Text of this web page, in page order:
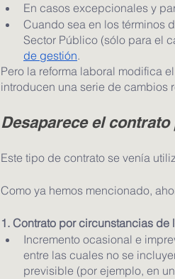
En casos excepcionales y
Cuando sea en los términos
Sector Público (sólo para el
de gestión.
Pero la reforma laboral modifica
introducen una serie de cambios
Desaparece el
Este tipo de contrato se venía
Como ya hemos mencionado,
1. Contrato por circunstancias
Incremento ocasional e
entre las cuales no se
previsible (por ejemplo, en